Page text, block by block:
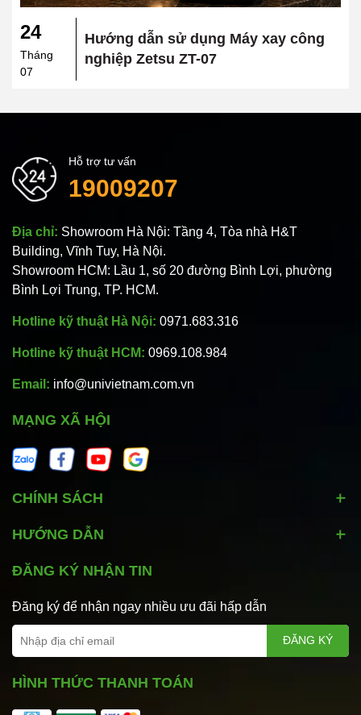
24
Tháng
07
Hướng dẫn sử dụng Máy xay công
nghiệp Zetsu ZT-07
Hỗ trợ tư vấn
19009207
Địa chỉ: Showroom Hà Nội: Tầng 4, Tòa nhà H&T
Building, Vĩnh Tuy, Hà Nội.
Showroom HCM: Lầu 1, số 20 đường Bình Lợi, phường
Bình Lợi Trung, TP. HCM.
Hotline kỹ thuật Hà Nội: 0971.683.316
Hotline kỹ thuật HCM: 0969.108.984
Email: info@univietnam.com.vn
MẠNG XÃ HỘI
CHÍNH SÁCH
HƯỚNG DẪN
ĐĂNG KÝ NHẬN TIN
Đăng ký để nhận ngay nhiều ưu đãi hấp dẫn
ĐĂNG KÝ
HÌNH THỨC THANH TOÁN